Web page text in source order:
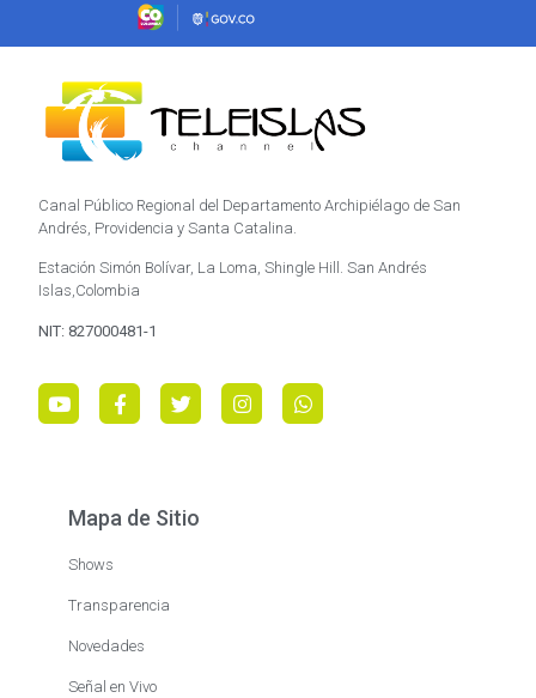
Canal Público Regional del Departamento Archipiélago de San
Andrés, Providencia y Santa Catalina.
Estación Simón Bolívar, La Loma, Shingle Hill. San Andrés
Islas,Colombia
NIT: 827000481-1
Mapa de Sitio
Shows
Transparencia
Novedades
Señal en Vivo